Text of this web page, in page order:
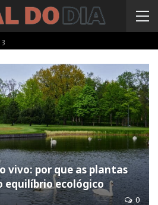
vivo: por que as plantas
equilíbrio ecológico
0